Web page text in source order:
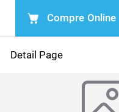
Compre Online
Detail Page